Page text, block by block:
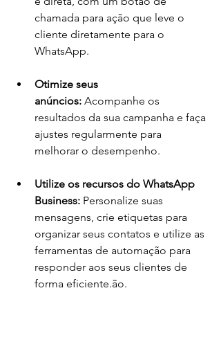
chamada para ação que leve o
cliente diretamente para o
WhatsApp.
Otimize seus
anúncios: Acompanhe os
resultados da sua campanha e faça
ajustes regularmente para
melhorar o desempenho.
Utilize os recursos do WhatsApp
Business: Personalize suas
mensagens, crie etiquetas para
organizar seus contatos e utilize as
ferramentas de automação para
responder aos seus clientes de
forma eficiente.ão.